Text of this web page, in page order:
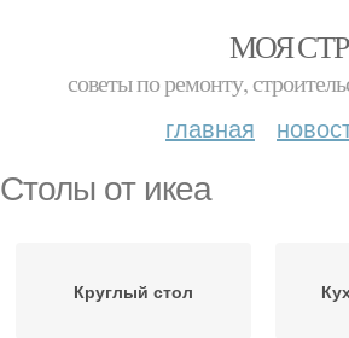
МОЯ
советы по ремонту,
главная
Столы от икеа
Круглый стол